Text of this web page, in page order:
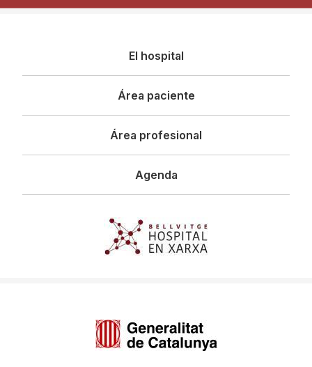
principal
El hospital
Área paciente
Área profesional
Agenda